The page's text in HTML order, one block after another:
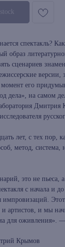
спектакль?
образ
сценариев
версии,
момент его
дела», на самом
Дмитрия
лет, с тех пор,
метод, система,
это не пьеса,
с начала и
импровизаций.
артистов, и мы
для оживления».
Крымов